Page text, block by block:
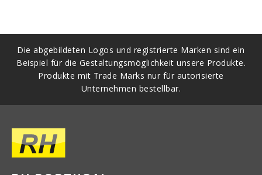
Die abgebildeten Logos und registrierte Marken sind ein
Beispiel für die Gestaltungsmöglichkeit unsere Produkte.
Produkte mit Trade Marks nur für autorisierte
Unternehmen bestellbar.